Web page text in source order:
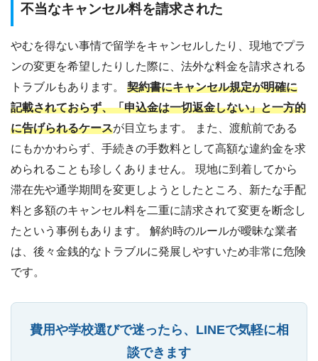
不当なキャンセル料を請求された
やむを得ない事情で留学をキャンセルしたり、現地でプラ
ンの変更を希望したりした際に、法外な料金を請求される
トラブルもあります。 契約書にキャンセル規定が明確に
記載されておらず、「申込金は一切返金しない」と一方的
に告げられるケースが目立ちます。 また、渡航前である
にもかかわらず、手続きの手数料として高額な違約金を求
められることも珍しくありません。 現地に到着してから
滞在先や通学期間を変更しようとしたところ、新たな手配
料と多額のキャンセル料を二重に請求されて変更を断念し
たという事例もあります。 解約時のルールが曖昧な業者
は、後々金銭的なトラブルに発展しやすいため非常に危険
です。
費用や学校選びで迷ったら、LINEで気軽に相
談できます